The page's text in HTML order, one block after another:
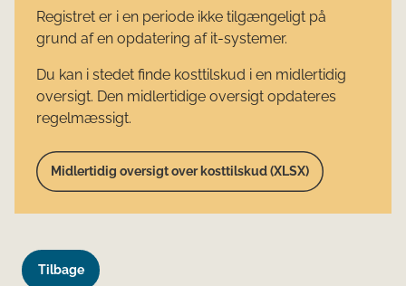
Registret er i en periode ikke tilgængeligt på
grund af en opdatering af it-systemer.
Du kan i stedet finde kosttilskud i en midlertidig
oversigt. Den midlertidige oversigt opdateres
regelmæssigt.
Midlertidig oversigt over kosttilskud (XLSX)
Tilbage